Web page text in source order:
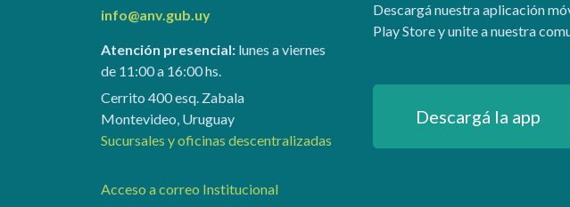
info@anv.gub.uy
Atención presencial:lunes a viernes
de 11:00 a 16:00 hs.
Cerrito 400 esq. Zabala
Montevideo, Uruguay
Sucursales y oficinas descentralizadas
Acceso a correo Institucional
Descargá nuestra aplicación
Play Store y unite a nuestra
Descargá la app